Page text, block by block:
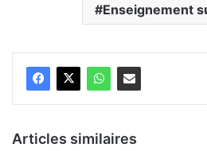
Enseignement
Articles similaires